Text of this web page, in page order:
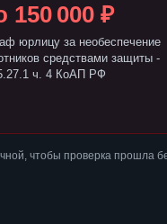
150 000 ₽
юрлицу за необеспечение
средствами защиты -
ч. 4 КоАП РФ
чтобы проверка прошла